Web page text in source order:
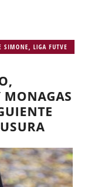
SIMONE ,LIGA FUTVE
MONAGAS